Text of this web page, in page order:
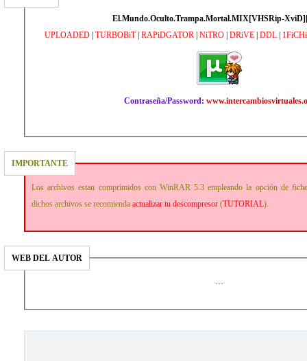
El.Mundo.Oculto.Trampa.Mortal.MIX[VHSRip-
UPLOADED| TURBOBiT| RAPiDGATOR| NiTRO| DRiVE| DDL|
Contraseña/Password:
IMPORTANTE
Los archivos estan comprimidos con WinRAR 5.3 empleando la opción de
dichos archivos se recomienda actualizar tu descompresor (TUTORIAL).
WEB DEL AUTOR
…